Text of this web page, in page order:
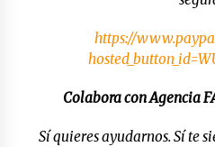
vivienda de
12/01/2026
Zapatero en el
09/01/2026
https://
Colabora con Agencia
Sí quieres ayudarnos. Sí te